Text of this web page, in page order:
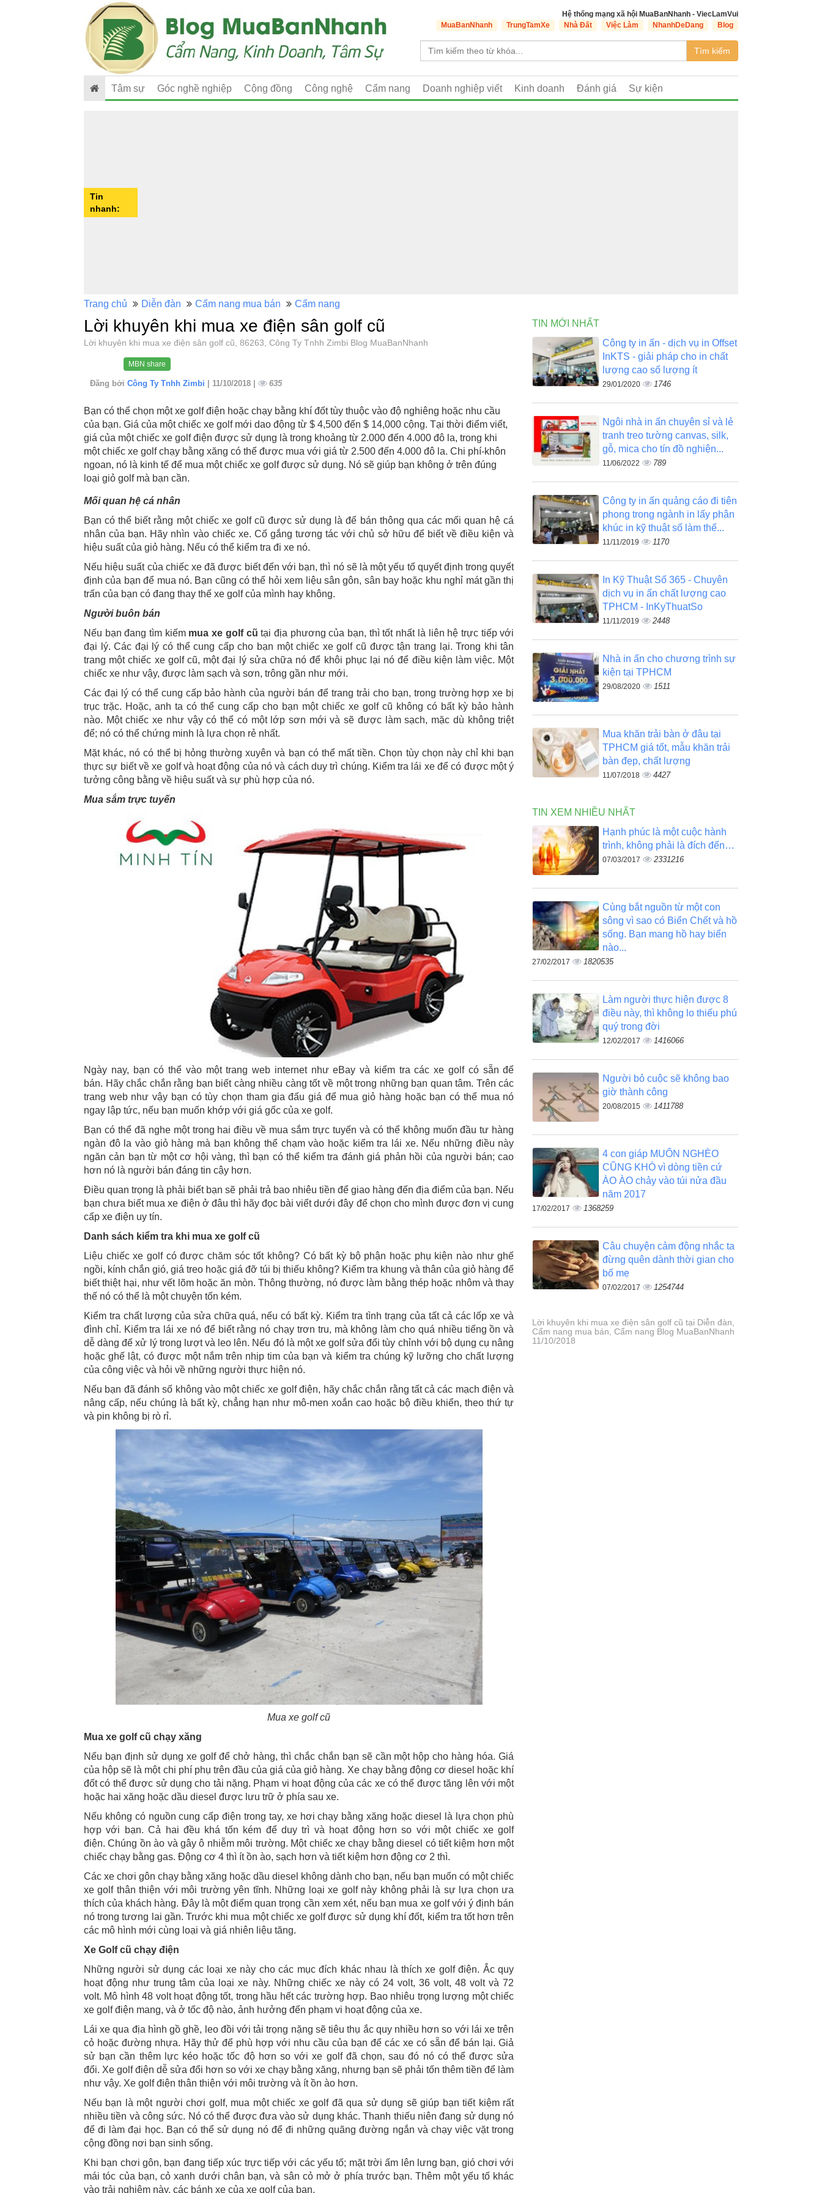
Hệ thống mạng xã hội MuaBanNhanh - ViecLamVui
MuaBanNhanh
TrungTamXe Nhà Đất Việc Làm NhanhDeDang Blog
Tìm kiếm
Tâm sự Góc nghề nghiệp Cộng đồng Công nghệ Cẩm nang Doanh nghiệp viết Kinh doanh Đánh giá Sự kiện
Tin
nhanh:
Trang chủ Diễn đàn Cẩm nang mua bán Cẩm nang
Lời khuyên khi mua xe điện sân golf cũ
Lời khuyên khi mua xe điện sân golf cũ, 86263, Công Ty Tnhh Zimbi Blog MuaBanNhanh
MBN share
Đăng bởi Công Ty Tnhh Zimbi | 11/10/2018 | 635
Bạn có thể chọn một xe golf điện hoặc chạy bằng khí đốt tùy thuộc vào độ nghiêng hoặc nhu cầu
của bạn. Giá của một chiếc xe golf mới dao động từ $ 4,500 đến $ 14,000 cộng. Tại thời điểm viết,
giá của một chiếc xe golf điện được sử dụng là trong khoảng từ 2.000 đến 4.000 đô la, trong khi
một chiếc xe golf chạy bằng xăng có thể được mua với giá từ 2.500 đến 4.000 đô la. Chi phí-khôn
ngoan, nó là kinh tế để mua một chiếc xe golf được sử dụng. Nó sẽ giúp bạn không ở trên đúng
loại giỏ golf mà bạn cần.
Mối quan hệ cá nhân
Bạn có thể biết rằng một chiếc xe golf cũ được sử dụng là để bán thông qua các mối quan hệ cá
nhân của bạn. Hãy nhìn vào chiếc xe. Cố gắng tương tác với chủ sở hữu để biết về điều kiện và
hiệu suất của giỏ hàng. Nếu có thể kiểm tra đi xe nó.
Nếu hiệu suất của chiếc xe đã được biết đến với bạn, thì nó sẽ là một yếu tố quyết định trong quyết
định của bạn để mua nó. Bạn cũng có thể hỏi xem liệu sân gôn, sân bay hoặc khu nghỉ mát gần thị
trấn của bạn có đang thay thế xe golf của mình hay không.
Người buôn bán
Nếu bạn đang tìm kiếm mua xe golf cũ tại địa phương của bạn, thì tốt nhất là liên hệ trực tiếp với
đại lý. Các đại lý có thể cung cấp cho bạn một chiếc xe golf cũ được tận trang lại. Trong khi tân
trang một chiếc xe golf cũ, một đại lý sửa chữa nó để khôi phục lại nó để điều kiện làm việc. Một
chiếc xe như vậy, được làm sạch và sơn, trông gần như mới.
Các đại lý có thể cung cấp bảo hành của người bán để trang trải cho bạn, trong trường hợp xe bị
trục trặc. Hoặc, anh ta có thể cung cấp cho bạn một chiếc xe golf cũ không có bất kỳ bảo hành
nào. Một chiếc xe như vậy có thể có một lớp sơn mới và sẽ được làm sạch, mặc dù không triệt
để; nó có thể chứng minh là lựa chọn rẻ nhất.
Mặt khác, nó có thể bị hỏng thường xuyên và bạn có thể mất tiền. Chọn tùy chọn này chỉ khi bạn
thực sự biết về xe golf và hoạt động của nó và cách duy trì chúng. Kiểm tra lái xe để có được một ý
tưởng công bằng về hiệu suất và sự phù hợp của nó.
Mua sắm trực tuyến
Ngày nay, bạn có thể vào một trang web internet như eBay và kiểm tra các xe golf có sẵn để
bán. Hãy chắc chắn rằng bạn biết càng nhiều càng tốt về một trong những bạn quan tâm. Trên các
trang web như vậy bạn có tùy chọn tham gia đấu giá để mua giỏ hàng hoặc bạn có thể mua nó
ngay lập tức, nếu bạn muốn khớp với giá gốc của xe golf.
Bạn có thể đã nghe một trong hai điều về mua sắm trực tuyến và có thể không muốn đầu tư hàng
ngàn đô la vào giỏ hàng mà bạn không thể chạm vào hoặc kiểm tra lái xe. Nếu những điều này
ngăn cản bạn từ một cơ hội vàng, thì bạn có thể kiểm tra đánh giá phản hồi của người bán; cao
hơn nó là người bán đáng tin cậy hơn.
Điều quan trọng là phải biết bạn sẽ phải trả bao nhiêu tiền để giao hàng đến địa điểm của bạn. Nếu
bạn chưa biết mua xe điện ở đâu thì hãy đọc bài viết dưới đây để chọn cho mình được đơn vị cung
cấp xe điện uy tín.
Danh sách kiểm tra khi mua xe golf cũ
Liệu chiếc xe golf có được chăm sóc tốt không? Có bất kỳ bộ phận hoặc phụ kiện nào như ghế
ngồi, kính chắn gió, giá treo hoặc giá đỡ túi bị thiếu không? Kiểm tra khung và thân của giỏ hàng để
biết thiệt hại, như vết lõm hoặc ăn mòn. Thông thường, nó được làm bằng thép hoặc nhôm và thay
thế nó có thể là một chuyện tốn kém.
Kiểm tra chất lượng của sửa chữa quá, nếu có bất kỳ. Kiểm tra tình trạng của tất cả các lốp xe và
đình chỉ. Kiểm tra lái xe nó để biết rằng nó chạy trơn tru, mà không làm cho quá nhiều tiếng ồn và
dễ dàng để xử lý trong lượt và leo lên. Nếu đó là một xe golf sửa đổi tùy chỉnh với bộ dụng cụ nâng
hoặc ghế lật, có được một nắm trên nhịp tim của bạn và kiểm tra chúng kỹ lưỡng cho chất lượng
của công việc và hỏi về những người thực hiện nó.
Nếu bạn đã đánh số không vào một chiếc xe golf điện, hãy chắc chắn rằng tất cả các mạch điện và
nâng cấp, nếu chúng là bất kỳ, chẳng hạn như mô-men xoắn cao hoặc bộ điều khiển, theo thứ tự
và pin không bị rò rỉ.
Mua xe golf cũ
Mua xe golf cũ chạy xăng
Nếu bạn định sử dụng xe golf để chở hàng, thì chắc chắn bạn sẽ cần một hộp cho hàng hóa. Giá
của hộp sẽ là một chi phí phụ trên đầu của giá của giỏ hàng. Xe chạy bằng động cơ diesel hoặc khí
đốt có thể được sử dụng cho tải nặng. Phạm vi hoạt động của các xe có thể được tăng lên với một
hoặc hai xăng hoặc dầu diesel được lưu trữ ở phía sau xe.
Nếu không có nguồn cung cấp điện trong tay, xe hơi chạy bằng xăng hoặc diesel là lựa chọn phù
hợp với bạn. Cả hai đều khá tốn kém để duy trì và hoạt động hơn so với một chiếc xe golf
điện. Chúng ồn ào và gây ô nhiễm môi trường. Một chiếc xe chạy bằng diesel có tiết kiệm hơn một
chiếc chạy bằng gas. Động cơ 4 thì ít ồn ào, sạch hơn và tiết kiệm hơn động cơ 2 thì.
Các xe chơi gôn chạy bằng xăng hoặc dầu diesel không dành cho bạn, nếu bạn muốn có một chiếc
xe golf thân thiện với môi trường yên tĩnh. Những loại xe golf này không phải là sự lựa chọn ưa
thích của khách hàng. Đây là một điểm quan trọng cần xem xét, nếu bạn mua xe golf với ý định bán
nó trong tương lai gần. Trước khi mua một chiếc xe golf được sử dụng khí đốt, kiểm tra tốt hơn trên
các mô hình mới cùng loại và giá nhiên liệu tăng.
Xe Golf cũ chạy điện
Những người sử dụng các loại xe này cho các mục đích khác nhau là thích xe golf điện. Ắc quy
hoạt động như trung tâm của loại xe này. Những chiếc xe này có 24 volt, 36 volt, 48 volt và 72
volt. Mô hình 48 volt hoạt động tốt, trong hầu hết các trường hợp. Bao nhiêu trọng lượng một chiếc
xe golf điện mang, và ở tốc độ nào, ảnh hưởng đến phạm vi hoạt động của xe.
Lái xe qua địa hình gồ ghề, leo đồi với tải trọng nặng sẽ tiêu thụ ắc quy nhiều hơn so với lái xe trên
cỏ hoặc đường nhựa. Hãy thử để phù hợp với nhu cầu của bạn để các xe có sẵn để bán lại. Giả
sử bạn cần thêm lực kéo hoặc tốc độ hơn so với xe golf đã chọn, sau đó nó có thể được sửa
đổi. Xe golf điện dễ sửa đổi hơn so với xe chạy bằng xăng, nhưng bạn sẽ phải tốn thêm tiền để làm
như vậy. Xe golf điện thân thiện với môi trường và ít ồn ào hơn.
Nếu bạn là một người chơi golf, mua một chiếc xe golf đã qua sử dụng sẽ giúp bạn tiết kiệm rất
nhiều tiền và công sức. Nó có thể được đưa vào sử dụng khác. Thanh thiếu niên đang sử dụng nó
để đi làm đại học. Bạn có thể sử dụng nó để đi những quãng đường ngắn và chạy việc vặt trong
cộng đồng nơi bạn sinh sống.
Khi bạn chơi gôn, bạn đang tiếp xúc trực tiếp với các yếu tố; mặt trời ấm lên lưng bạn, gió chơi với
mái tóc của bạn, cỏ xanh dưới chân bạn, và sân cỏ mở ở phía trước bạn. Thêm một yếu tố khác
vào trải nghiệm này, các bánh xe của xe golf của bạn.
TIN MỚI NHẤT
Công ty in ấn - dịch vụ in Offset
InKTS - giải pháp cho in chất
lượng cao số lượng ít
29/01/2020 1746
Ngôi nhà in ấn chuyên sỉ và lẻ
tranh treo tường canvas, silk,
gỗ, mica cho tín đồ nghiện...
11/06/2022 789
Công ty in ấn quảng cáo đi tiên
phong trong ngành in lấy phân
khúc in kỹ thuật số làm thế...
11/11/2019 1170
In Kỹ Thuật Số 365 - Chuyên
dịch vụ in ấn chất lượng cao
TPHCM - InKyThuatSo
11/11/2019 2448
Nhà in ấn cho chương trình sự
kiện tại TPHCM
29/08/2020 1511
Mua khăn trải bàn ở đâu tại
TPHCM giá tốt, mẫu khăn trải
bàn đẹp, chất lượng
11/07/2018 4427
TIN XEM NHIỀU NHẤT
Hạnh phúc là một cuộc hành
trình, không phải là đích đến…
07/03/2017 2331216
Cùng bắt nguồn từ một con
sông vì sao có Biển Chết và hồ
sống. Bạn mang hồ hay biển
nào...
27/02/2017 1820535
Làm người thực hiện được 8
điều này, thì không lo thiếu phú
quý trong đời
12/02/2017 1416066
Người bỏ cuộc sẽ không bao
giờ thành công
20/08/2015 1411788
4 con giáp MUỐN NGHÈO
CŨNG KHÓ vì dòng tiền cứ
ÀO ÀO chảy vào túi nửa đầu
năm 2017
17/02/2017 1368259
Câu chuyện cảm động nhắc ta
đừng quên dành thời gian cho
bố mẹ
07/02/2017 1254744
Lời khuyên khi mua xe điện sân golf cũ tại Diễn đàn,
Cẩm nang mua bán, Cẩm nang Blog MuaBanNhanh
11/10/2018